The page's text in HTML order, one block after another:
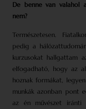
De benne van valahol
nem?
Természetesen.
pedig a
kurzusokat hallgattam
elfogadható, hogy az
hoznak formákat,
munkák azonban pont
az én művészet iránti